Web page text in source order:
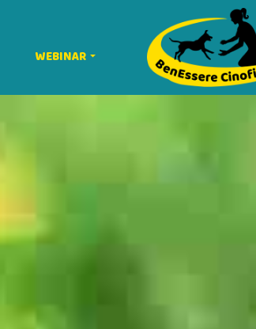
WEBINAR